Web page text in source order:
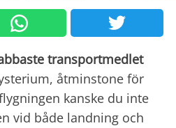
transportmedlet
åtminstone för
kanske du inte
vid både landning och